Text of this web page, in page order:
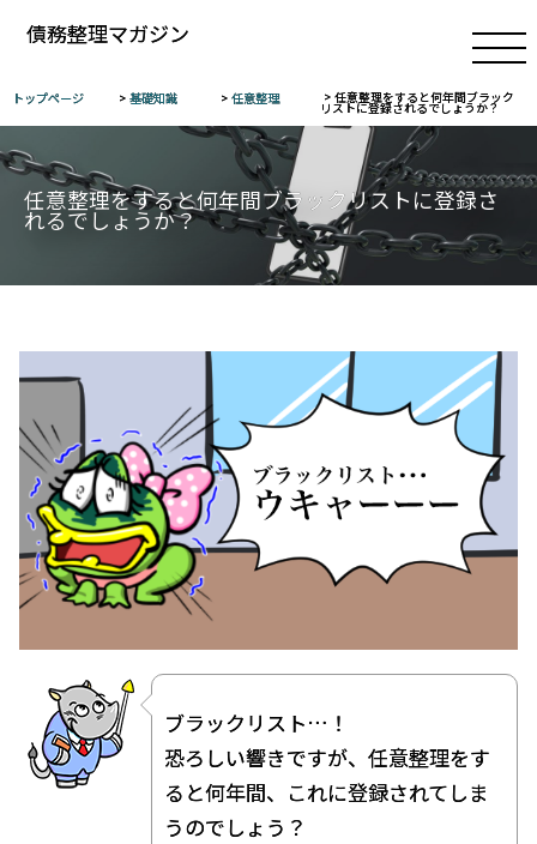
債務整理マガジン
トップページ 基礎知識 任意整理 任意整理をすると何年間ブラック
リストに登録されるでしょうか？
任意整理をすると何年間ブラックリストに登録さ
れるでしょうか？
ブラックリスト…！
恐ろしい響きですが、任意整理をす
ると何年間、これに登録されてしま
うのでしょう？
基
礎
意
理
個
生
自
己
破
産